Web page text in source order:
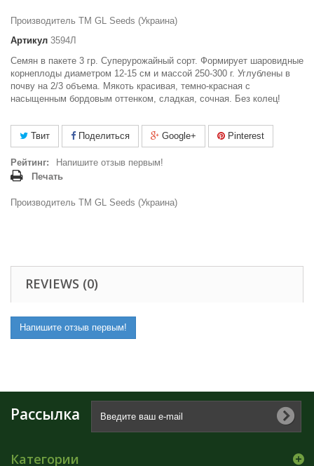
Производитель ТМ GL Seeds (Украина)
Артикул 3594Л
Семян в пакете 3 гр. Cуперурожайный сорт. Формирует шаровидные
корнеплоды диаметром 12-15 см и массой 250-300 г. Углублены в
почву на 2/3 объема. Мякоть красивая, темно-красная с
насыщенным бордовым оттенком, сладкая, сочная. Без колец!
Твит Поделиться Google+ Pinterest
Рейтинг:
Напишите отзыв первым!
Печать
Производитель ТМ GL Seeds (Украина)
REVIEWS (0)
Напишите отзыв первым!
Рассылка
Категории